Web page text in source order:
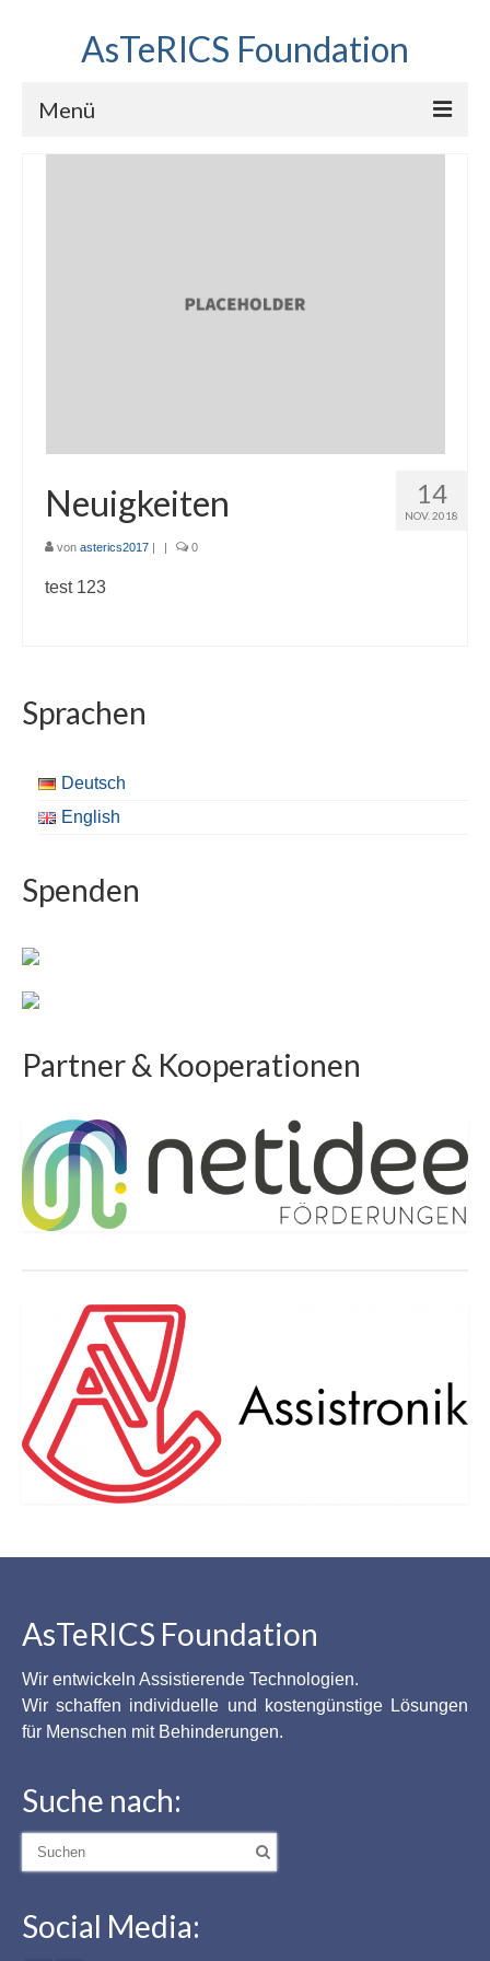
AsTeRICS Foundation
Menü
14
NOV. 2018
Neuigkeiten
von asterics2017 | | 0
test 123
Sprachen
Deutsch
English
Spenden
Partner & Kooperationen
AsTeRICS Foundation
Wir entwickeln Assistierende Technologien.
Wir schaffen individuelle und kostengünstige Lösungen
für Menschen mit Behinderungen.
Suche nach:
Suche
Social Media: